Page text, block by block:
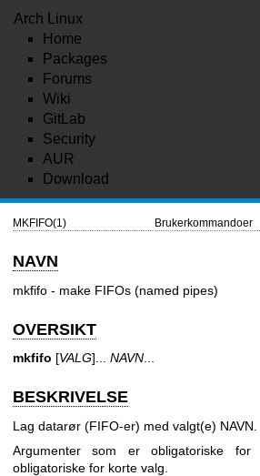
Arch Linux
Home
Packages
Forums
Wiki
GitLab
Security
AUR
Download
MKFIFO(1) Brukerkommandoer
NAVN
mkfifo - make FIFOs (named pipes)
OVERSIKT
mkfifo [VALG]... NAVN
BESKRIVELSE
Lag datarør (FIFO-er) med valgt(e) NAVN.
Argumenter som er obligatoriske
obligatoriske for korte valg.